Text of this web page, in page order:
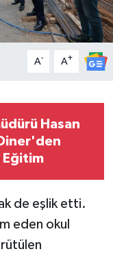
A- A+
Hasan
Eğitim
de eşlik etti.
eden okul